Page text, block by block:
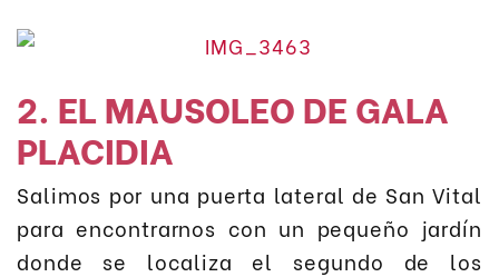
2. EL MAUSOLEO DE GALA
PLACIDIA
Salimos por una puerta lateral de San Vital
para encontrarnos con un pequeño jardín
donde se localiza el segundo de los